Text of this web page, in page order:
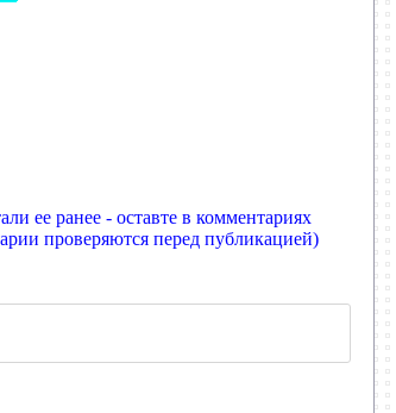
ее ранее - оставте в комментариях
проверяются перед публикацией)